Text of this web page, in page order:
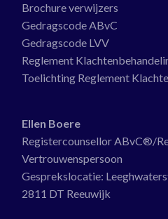
Brochure verwijzers
Gedragscode ABvC
Gedragscode LVV
Reglement
Toelichting Reglement
Ellen Boere
Registercounsellor ABvC®/
Vertrouwenspersoon
Gesprekslocatie:
2811 DT Reeuwijk